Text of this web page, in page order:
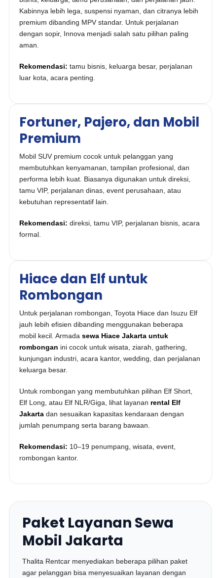
Kabinnya lebih lega, suspensi nyaman, dan citranya lebih
premium dibanding MPV standar. Untuk perjalanan
dengan sopir, Innova menjadi salah satu pilihan paling
aman.
Rekomendasi: tamu bisnis, keluarga besar, perjalanan
luar kota, acara penting.
Fortuner, Pajero, dan Mobil
Premium
Mobil SUV premium cocok untuk pelanggan yang
membutuhkan kenyamanan, tampilan profesional, dan
performa lebih kuat. Biasanya digunakan untuk direksi,
tamu VIP, perjalanan dinas, event perusahaan, atau
kebutuhan representatif lain.
Rekomendasi: direksi, tamu VIP, perjalanan bisnis, acara
formal.
Hiace dan Elf untuk
Rombongan
Untuk perjalanan rombongan, Toyota Hiace dan Isuzu Elf
jauh lebih efisien dibanding menggunakan beberapa
mobil kecil. Armadasewa Hiace Jakarta untuk
rombongan ini cocok untuk wisata, ziarah, gathering,
kunjungan industri, acara kantor, wedding, dan perjalanan
keluarga besar.
Untuk rombongan yang membutuhkan pilihan Elf Short,
Elf Long, atau Elf NLR/Giga, lihat layanan rental Elf
Jakarta dan sesuaikan kapasitas kendaraan dengan
jumlah penumpang serta barang bawaan.
Rekomendasi: 10–19 penumpang, wisata, event,
rombongan kantor.
Paket Layanan Sewa
Mobil Jakarta
Thalita Rentcar menyediakan beberapa pilihan paket
agar pelanggan bisa menyesuaikan layanan dengan